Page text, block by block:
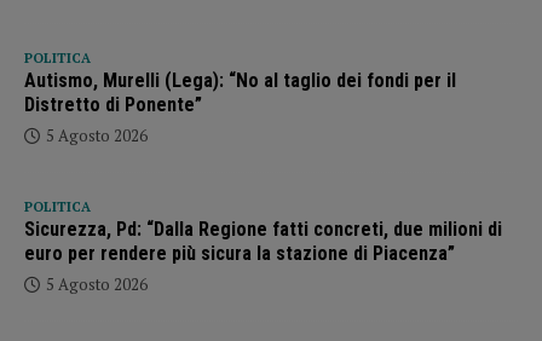
POLITICA
Autismo, Murelli (Lega): “No al taglio dei fondi per il
Distretto di Ponente”
5 Agosto 2026
POLITICA
Sicurezza, Pd: “Dalla Regione fatti concreti, due milioni di
euro per rendere più sicura la stazione di Piacenza”
5 Agosto 2026